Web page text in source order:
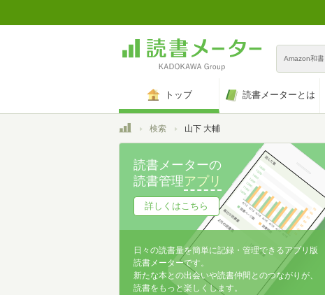
Amazon和書
トップ 読書メーターとは
トップ検索 山下 大輔
読書メーターの
読書管理アプリ
詳しくはこちら
日々の読書量を簡単に記録・管理できるアプリ版
読書メーターです。
新たな本との出会いや読書仲間とのつながりが、
読書をもっと楽しくします。